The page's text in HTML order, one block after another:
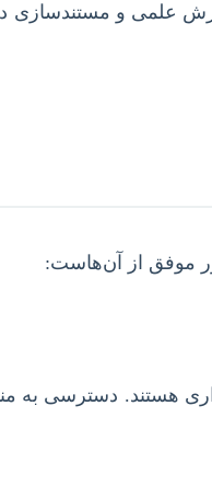
علمی و مستندسازی
موفق از آن‌هاست:
هستند. دسترسی به